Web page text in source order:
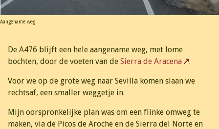
Aangename weg
De A476 blijft een hele aangename weg, met lome
bochten, door de voeten van de Sierra de Aracena .
Voor we op de grote weg naar Sevilla komen slaan we
rechtsaf, een smaller weggetje in.
Mijn oorspronkelijke plan was om een flinke omweg te
maken, via de Picos de Aroche en de Sierra del Norte en